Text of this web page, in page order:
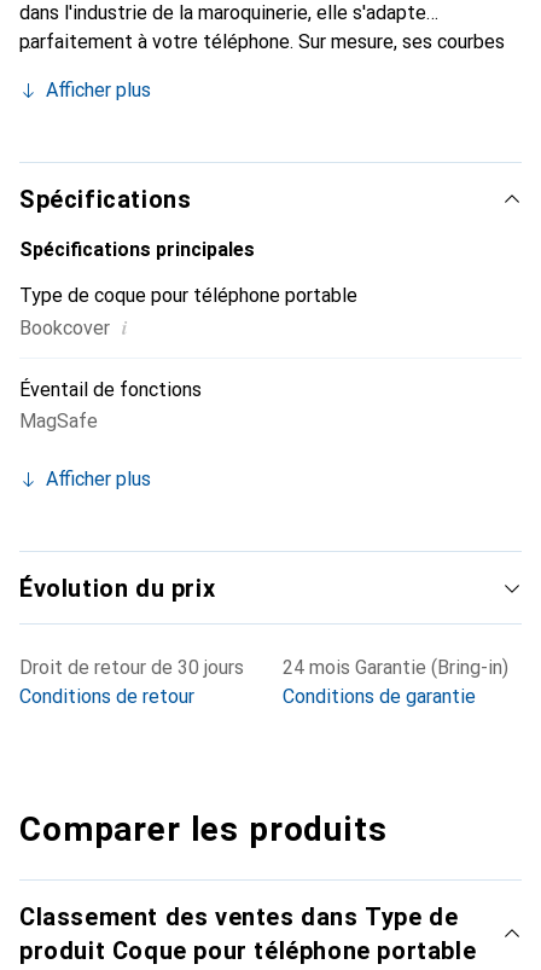
dans l'industrie de la maroquinerie, elle s'adapte
parfaitement à votre téléphone. Sur mesure, ses courbes
devient un accessoire chic et indispensable pour votre
produits de haute qualité, la marque Noreve est un choix
fiable pour une clientèle exigeante.
Afficher plus
Spécifications
Spécifications principales
Type de coque pour téléphone portable
Bookcover i
Éventail de fonctions
MagSafe
Afficher plus
Évolution du prix
Droit de retour de 30 jours
Conditions de retour
24 mois Garantie (Bring-in)
Conditions de garantie
Comparer les produits
Classement des ventes dans Type de
produit Coque pour téléphone portable